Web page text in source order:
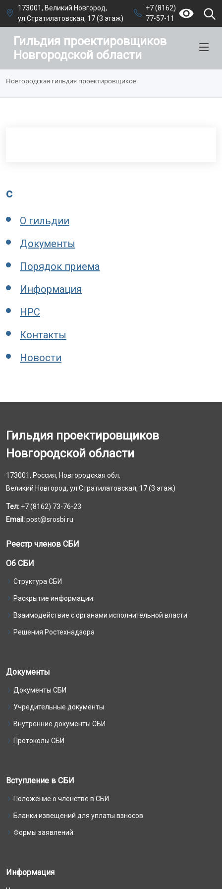
173001, Великий Новгород,
ул.Стратилатовская, 17 (3 этаж)
+7 (8162)
77-57-11
Гильдия проектировщиков
Новгородской области
Новгородская гильдия проектировщиков
c
О гильдии
Документы
Порядок приема
Информация
НРС
Контакты
Новости
Гильдия проектировщиков
Новгородской области
173001, Россия, Новгородская обл.
Великий Новгород, ул.Стратилатовская, 17 (3 этаж)
Тел: +7 (8162) 73-76-23
Email:post@srosbi.ru
Реестр членов СБИ
Об СБИ
Структура СБИ
Раскрытие информации:
Взаимодействие с органами исполнительной власти
Решения Ростехнадзора
Документы
Документы СБИ
Учредительные документы
Внутренние документы СБИ
Протоколы СБИ
Вступление в СБИ
Положение о членстве в СБИ
Бланки извещений для уплаты взносов
Формы заявлений
Информация